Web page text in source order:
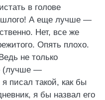
в голове
А еще лучше —
Нет, все же
Опять плохо.
не только
(лучше —
писал такой, как бы
я бы назвал его